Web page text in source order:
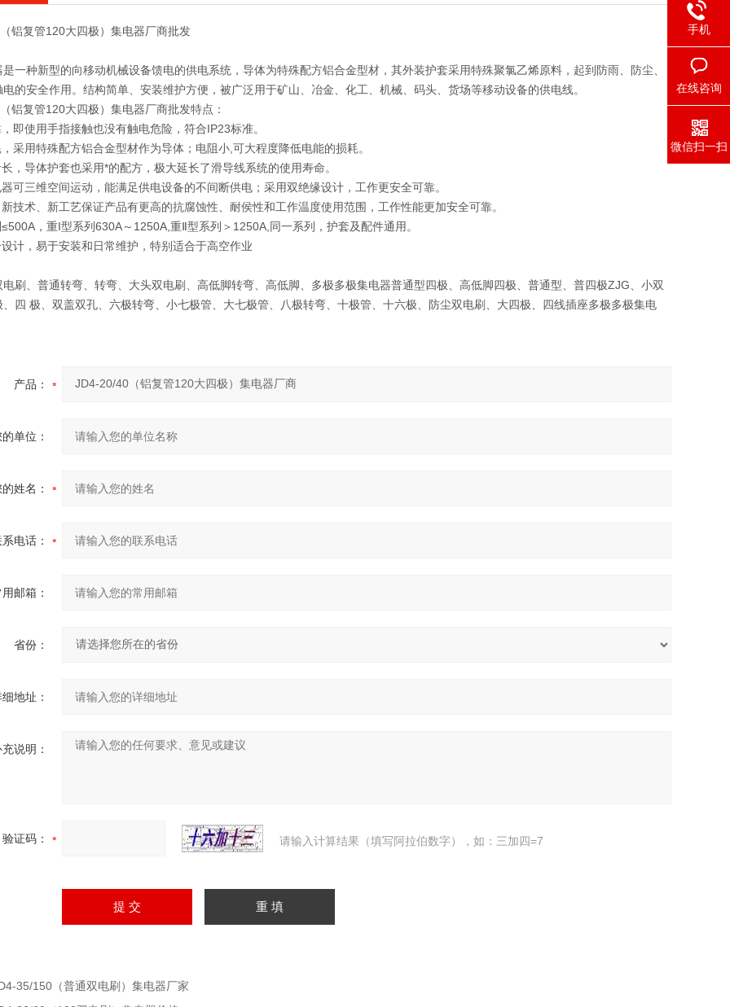
铝复管120大四极）集电器厂商批发
一种新型的向移动机械设备馈电的供电系统，导体为特殊配方铝合金型材，其外装护套采用特殊聚氯乙烯原料，起到防雨、防尘、
的安全作用。结构简单、安装维护方便，被广泛用于矿山、冶金、化工、机械、码头、货场等移动设备的供电线。
铝复管120大四极）集电器厂商批发特点：
即使用手指接触也没有触电危险，符合IP23标准。
采用特殊配方铝合金型材作为导体；电阻小,可大程度降低电能的损耗。
，导体护套也采用*的配方，极大延长了滑导线系统的使用寿命。
可三维空间运动，能满足供电设备的不间断供电；采用双绝缘设计，工作更安全可靠。
技术、新工艺保证产品有更高的抗腐蚀性、耐侯性和工作温度使用范围，工作性能更加安全可靠。
，重I型系列630A～1250A,重Ⅱ型系列＞1250A,同一系列，护套及配件通用。
计，易于安装和日常维护，特别适合于高空作业
刷、普通转弯、转弯、大头双电刷、高低脚转弯、高低脚、多极多极集电器普通型四极、高低脚四极、普通型、普四极ZJG、小双
、四 极、双盖双孔、六极转弯、小七极管、大七极管、八极转弯、十极管、十六极、防尘双电刷、大四极、四线插座多极多极集电
产品：
单位：
姓名：
电话：
邮箱：
省份：
地址：
说明：
验证码： 请输入计算结果（填写阿拉伯数字），如：三加四=7
35/150（普通双电刷）集电器厂家
手机
在线咨询
微信扫一扫